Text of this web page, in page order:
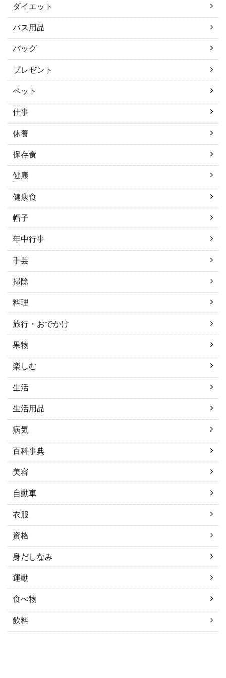
ダイエット
バス用品
バッグ
プレゼント
ペット
仕事
休養
保存食
健康
健康食
帽子
年中行事
手芸
掃除
料理
旅行・おでかけ
果物
楽しむ
生活
生活用品
病気
百科事典
美容
自動車
衣服
資格
身だしなみ
運動
食べ物
飲料